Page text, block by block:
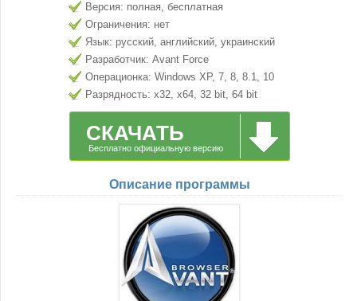
Версия: полная, бесплатная
Ограничения: нет
Язык: русский, английский, украинский
Разработчик: Avant Force
Операционка: Windows XP, 7, 8, 8.1, 10
Разрядность: x32, x64, 32 bit, 64 bit
СКАЧАТЬ
Бесплатно официальную версию
Описание программы